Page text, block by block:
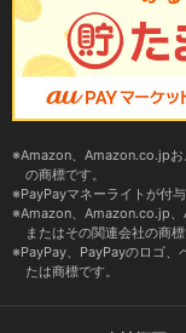
Amazon、Amazon.co.jpお
の商標です。
PayPayマネーライトが付
Amazon、Amazon.co.jp
またはその関連会社の商標
PayPay、PayPayのロゴ、
たは商標です。